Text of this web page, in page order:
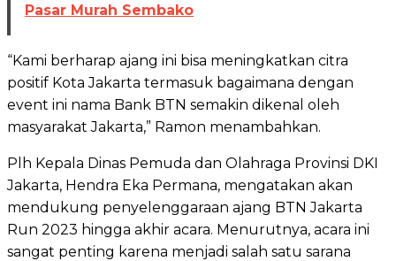
Pasar Murah Sembako
“Kami berharap ajang ini bisa meningkatkan citra
positif Kota Jakarta termasuk bagaimana dengan
event ini nama Bank BTN semakin dikenal oleh
masyarakat Jakarta,” Ramon menambahkan.
Plh Kepala Dinas Pemuda dan Olahraga Provinsi DKI
Jakarta, Hendra Eka Permana, mengatakan akan
mendukung penyelenggaraan ajang BTN Jakarta
Run 2023 hingga akhir acara. Menurutnya, acara ini
sangat penting karena menjadi salah satu sarana